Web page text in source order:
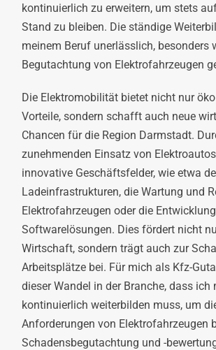
kontinuierlich zu erweitern, um stets
Stand zu bleiben. Die ständige
meinem Beruf unerlässlich, besonders
Begutachtung von Elektrofahrzeugen
Die Elektromobilität bietet nicht nur
Vorteile, sondern schafft auch neue
Chancen für die Region Darmstadt.
zunehmenden Einsatz von
innovative Geschäftsfelder, wie etwa
Ladeinfrastrukturen, die Wartung und
Elektrofahrzeugen oder die
Softwarelösungen. Dies fördert nicht
Wirtschaft, sondern trägt auch zur
Arbeitsplätze bei. Für mich als Kfz-
dieser Wandel in der Branche, dass ich
kontinuierlich weiterbilden muss, um
Anforderungen von Elektrofahrzeugen
Schadensbegutachtung und -